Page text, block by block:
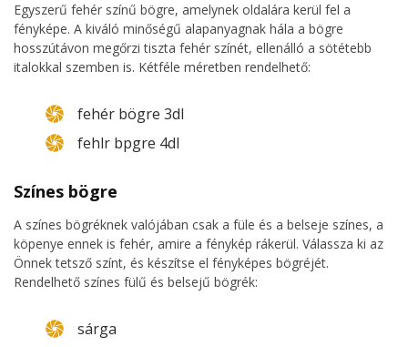
Egyszerű fehér színű bögre, amelynek oldalára kerül fel a
fényképe. A kiváló minőségű alapanyagnak hála a bögre
hosszútávon megőrzi tiszta fehér színét, ellenálló a sötétebb
italokkal szemben is. Kétféle méretben rendelhető:
fehér bögre 3dl
fehlr bpgre 4dl
Színes bögre
A színes bögréknek valójában csak a füle és a belseje színes, a
köpenye ennek is fehér, amire a fénykép rákerül. Válassza ki az
Önnek tetsző színt, és készítse el fényképes bögréjét.
Rendelhető színes fülű és belsejű bögrék:
sárga